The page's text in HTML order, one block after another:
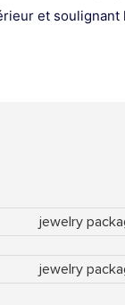
et